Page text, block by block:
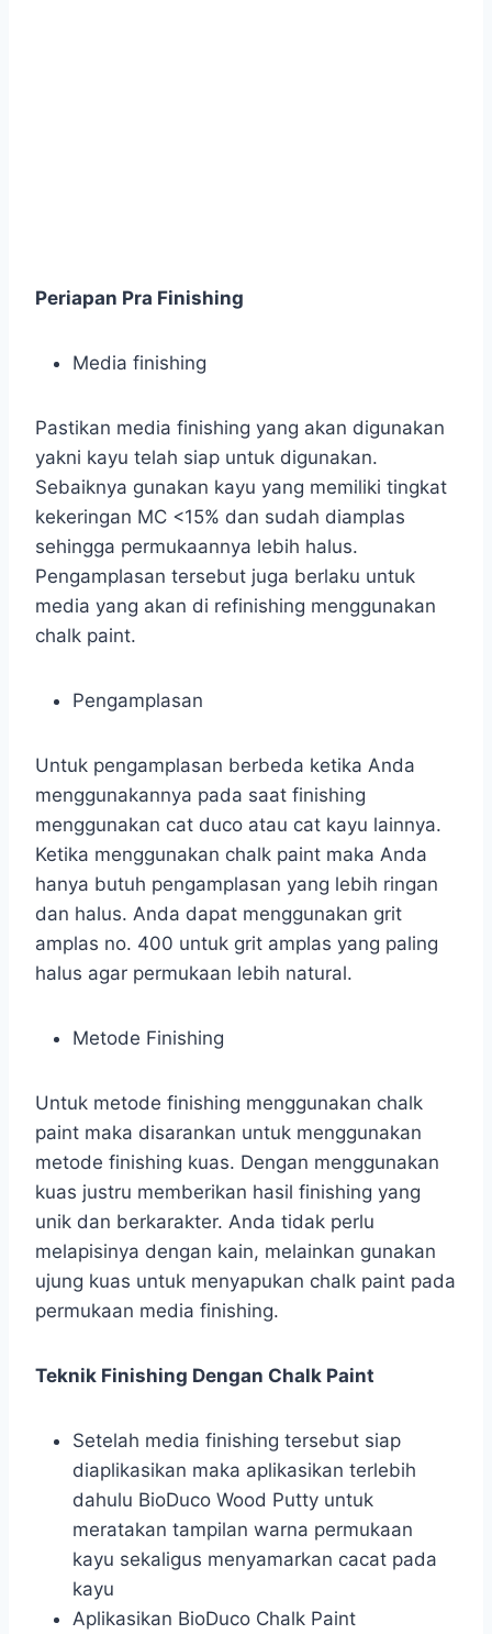
Periapan Pra Finishing
Media finishing
Pastikan media finishing yang akan digunakan
yakni kayu telah siap untuk digunakan.
Sebaiknya gunakan kayu yang memiliki tingkat
kekeringan MC <15% dan sudah diamplas
sehingga permukaannya lebih halus.
Pengamplasan tersebut juga berlaku untuk
media yang akan di refinishing menggunakan
chalk paint.
Pengamplasan
Untuk pengamplasan berbeda ketika Anda
menggunakannya pada saat finishing
menggunakan cat duco atau cat kayu lainnya.
Ketika menggunakan chalk paint maka Anda
hanya butuh pengamplasan yang lebih ringan
dan halus. Anda dapat menggunakan grit
amplas no. 400 untuk grit amplas yang paling
halus agar permukaan lebih natural.
Metode Finishing
Untuk metode finishing menggunakan chalk
paint maka disarankan untuk menggunakan
metode finishing kuas. Dengan menggunakan
kuas justru memberikan hasil finishing yang
unik dan berkarakter. Anda tidak perlu
melapisinya dengan kain, melainkan gunakan
ujung kuas untuk menyapukan chalk paint pada
permukaan media finishing.
Teknik Finishing Dengan Chalk Paint
Setelah media finishing tersebut siap
diaplikasikan maka aplikasikan terlebih
dahulu BioDuco Wood Putty untuk
meratakan tampilan warna permukaan
kayu sekaligus menyamarkan cacat pada
kayu
Aplikasikan BioDuco Chalk Paint